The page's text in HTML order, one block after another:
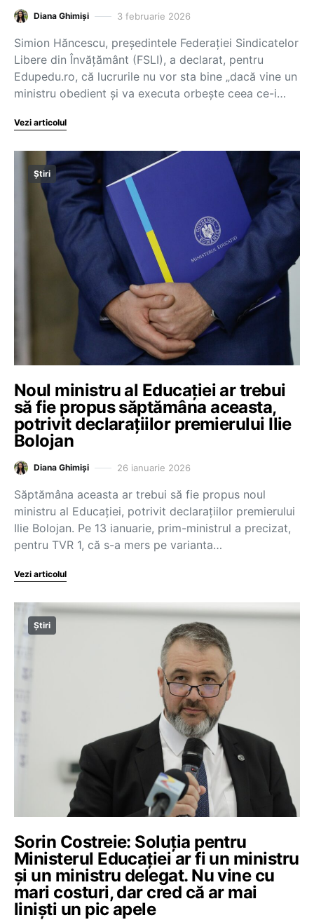
Diana Ghimiși 3 februarie 2026
Simion Hăncescu, președintele Federației Sindicatelor
Libere din Învățământ (FSLI), a declarat, pentru
Edupedu.ro, că lucrurile nu vor sta bine „dacă vine un
ministru obedient și va executa orbește ceea ce-i…
Vezi articolul
Știri
Noul ministru al Educației ar trebui
să fie propus săptămâna aceasta,
potrivit declarațiilor premierului Ilie
Bolojan
Diana Ghimiși 26 ianuarie 2026
Săptămâna aceasta ar trebui să fie propus noul
ministru al Educației, potrivit declarațiilor premierului
Ilie Bolojan. Pe 13 ianuarie, prim-ministrul a precizat,
pentru TVR 1, că s-a mers pe varianta…
Vezi articolul
Știri
Sorin Costreie: Soluția pentru
Ministerul Educației ar fi un ministru
și un ministru delegat. Nu vine cu
mari costuri, dar cred că ar mai
liniști un pic apele